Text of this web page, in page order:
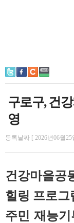
구로구, 건
영
등록날짜 [ 2026년06월25
건강마을공
힐링 프로그
주민 재능